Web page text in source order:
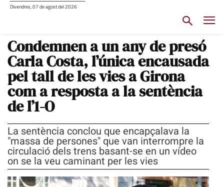
Divendres, 07 de agost del 2026
Condemnen a un any de presó
Carla Costa, l’única encausada
pel tall de les vies a Girona
com a resposta a la sentència
de l’1-O
La sentència conclou que encapçalava la
"massa de persones" que van interrompre la
circulació dels trens basant-se en un vídeo
on se la veu caminant per les vies